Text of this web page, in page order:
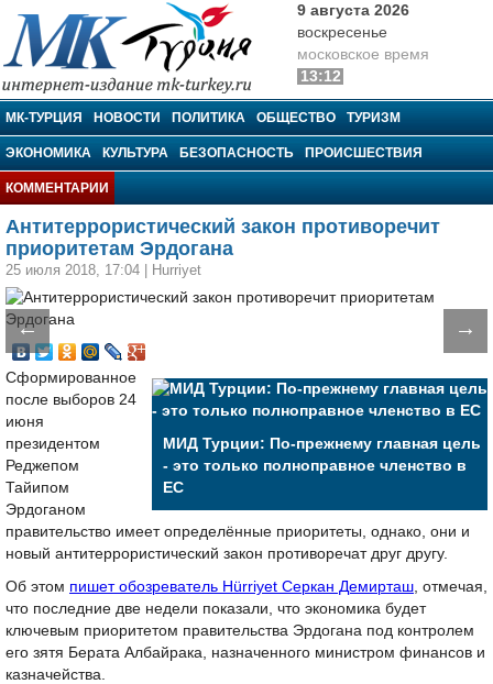
МК-Турция
9 августа 2026
воскресенье
московское время
13:12
МК-ТУРЦИЯ НОВОСТИ ПОЛИТИКА ОБЩЕСТВО ТУРИЗМ
ЭКОНОМИКА КУЛЬТУРА БЕЗОПАСНОСТЬ ПРОИСШЕСТВИЯ
КОММЕНТАРИИ
Антитеррористический закон противоречит
приоритетам Эрдогана
25 июля 2018, 17:04 Hurriyet
← →
МИД Турции: По-прежнему главная цель
- это только полноправное членство в
ЕС
Сформированное
после выборов 24
июня
президентом
Реджепом
Тайипом
Эрдоганом
правительство имеет определённые приоритеты, однако, они и
новый антитеррористический закон противоречат друг другу.
Об этом пишет обозреватель Hürriyet Серкан Демирташ, отмечая,
что последние две недели показали, что экономика будет
ключевым приоритетом правительства Эрдогана под контролем
его зятя Берата Албайрака, назначенного министром финансов и
казначейства.